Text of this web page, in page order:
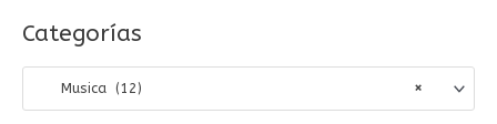
c
a
Categorías
×
Musica (12)